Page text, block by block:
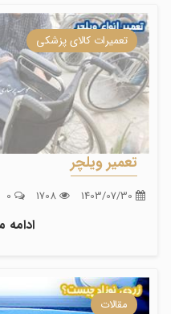
تعمیرات کالای پزشکی
تعمیر ویلچر
مقالات